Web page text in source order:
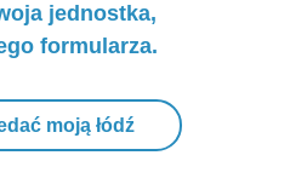
jednostka,
formularza.
moją łódź